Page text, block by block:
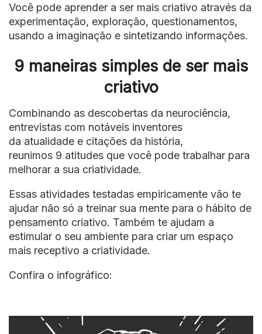
Você pode aprender a ser mais criativo através da
experimentação, exploração, questionamentos,
usando a imaginação e sintetizando informações.
9 maneiras simples de ser mais
criativo
Combinando as descobertas da neurociência,
entrevistas com notáveis inventores
da atualidade e citações da história,
reunimos 9 atitudes que você pode trabalhar para
melhorar a sua criatividade.
Essas atividades testadas empiricamente vão te
ajudar não só a treinar sua mente para o hábito de
pensamento criativo. Também te ajudam a
estimular o seu ambiente para criar um espaço
mais receptivo a criatividade.
Confira o infográfico: